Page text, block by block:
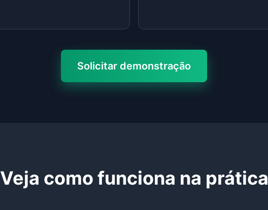
Solicitar demonstração
Veja como funciona na prática